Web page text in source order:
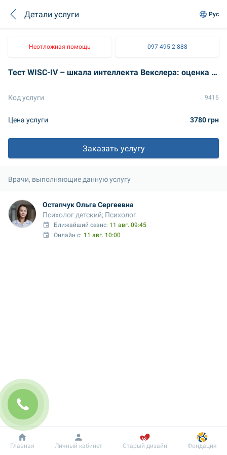
Детали услуги Рус
Неотложная помощь 097 495 2 888
Тест WISC-IV – шкала интеллекта Векслера: оценка интеллекта детей и подростков
Код услуги 9416
Цена услуги 3780 грн
Заказать услугу
Врачи, выполняющие данную услугу
Остапчук Ольга Сергеевна
Психолог детский; Психолог
Ближайший сеанс: 11 авг. 09:45
Онлайн с: 11 авг. 10:00
Добробут Информация Пациенту
Главная Личный кабинет Старый дизайн Фондация